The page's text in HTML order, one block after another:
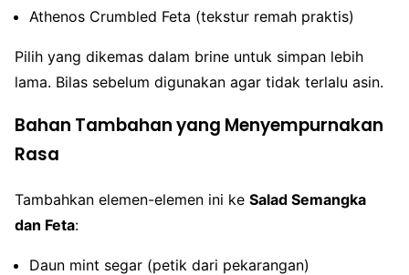
Athenos Crumbled Feta (tekstur remah praktis)
Pilih yang dikemas dalam brine untuk simpan lebih
lama. Bilas sebelum digunakan agar tidak terlalu asin.
Bahan Tambahan yang Menyempurnakan
Rasa
Tambahkan elemen-elemen ini ke Salad Semangka
dan Feta:
Daun mint segar (petik dari pekarangan)